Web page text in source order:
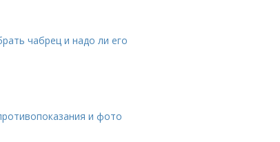
чабрец и надо ли его
и фото